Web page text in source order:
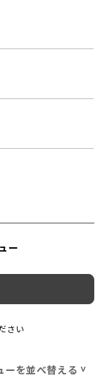
ー
さい
ーを並べ替える>